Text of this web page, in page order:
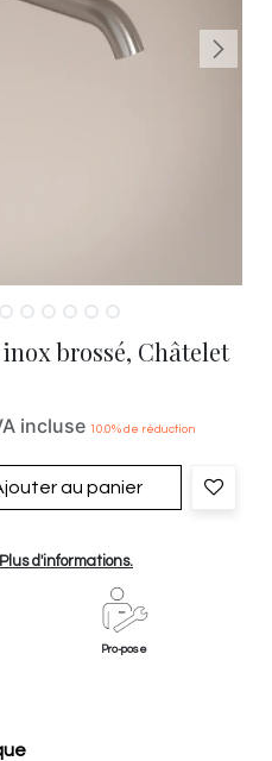
brossé, Châtelet
incluse 10.0% de réduction
au panier
Plus d'informations.
Pro-pose